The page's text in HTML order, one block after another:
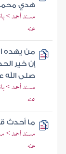
هدي
مسند أحمد >
عنه
من يهده
إن خير
صلى الله
مسند أحمد >
عنه
ما أحدث
مسند أحمد >
عنه